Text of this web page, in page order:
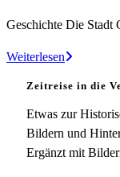
am:
Geschichte Die Stadt
WeiterlesenGroß-
Zeitreise in die
Etwas zur
Bildern und
Ergänzt mit